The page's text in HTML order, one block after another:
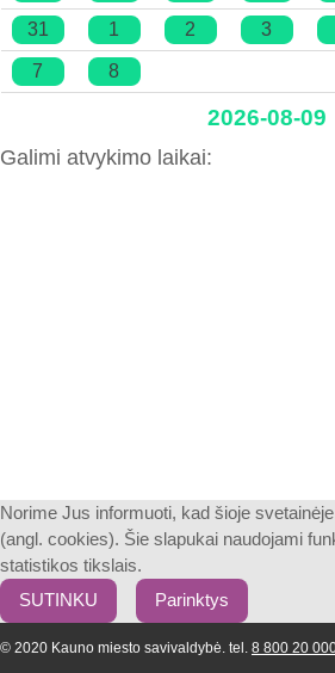
31 1 2 3
7 8
2026-08-09
Galimi atvykimo laikai:
Norime Jus informuoti, kad šioje
(angl. cookies). Šie slapukai naudojami
statistikos tikslais.
SUTINKU
Parinktys
© 2020 Kauno miesto savivaldybė. tel. 8 800 20